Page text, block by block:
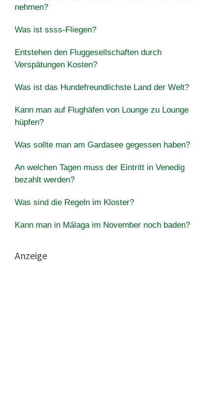
nehmen?
Was ist ssss-Fliegen?
Entstehen den Fluggesellschaften durch
Verspätungen Kosten?
Was ist das Hundefreundlichste Land der Welt?
Kann man auf Flughäfen von Lounge zu Lounge
hüpfen?
Was sollte man am Gardasee gegessen haben?
An welchen Tagen muss der Eintritt in Venedig
bezahlt werden?
Was sind die Regeln im Kloster?
Kann man in Málaga im November noch baden?
Anzeige